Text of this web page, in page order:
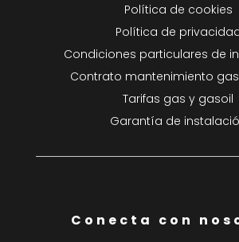
Política de cookies
Política de
Condiciones particulares de
Contrato mantenimiento
Tarifas gas y gasoil
Garantía de
Conecta con